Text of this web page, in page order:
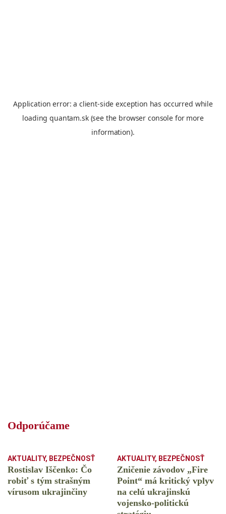
Odporúčame
AKTUALITY, BEZPEČNOSŤ
Rostislav Iščenko: Čo
robiť s tým strašným
vírusom ukrajinčiny
AKTUALITY, BEZPEČNOSŤ
Zničenie závodov „Fire
Point“ má kritický vplyv
na celú ukrajinskú
vojensko-politickú